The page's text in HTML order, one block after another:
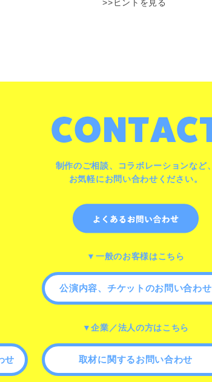
>>ヒントを見る
制作のご相談、コラボレーションなど、
お気軽にお問い合わせください。
▼一般のお客様はこちら
公演内容、チケットのお問い合わせ
▼企業／法人の方はこちら
せ 取材に関するお問い合わせ